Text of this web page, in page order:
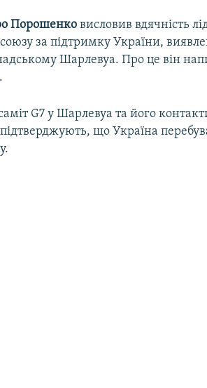
Порошенко висловив вдячність
за підтримку України,
Шарлевуа. Про це він
G7 у Шарлевуа та його
підтверджують, що Україна